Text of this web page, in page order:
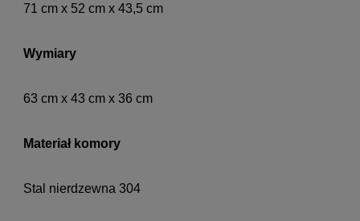
71 cm x 52 cm x 43,5 cm
Wymiary
63 cm x 43 cm x 36 cm
Materiał komory
Stal nierdzewna 304